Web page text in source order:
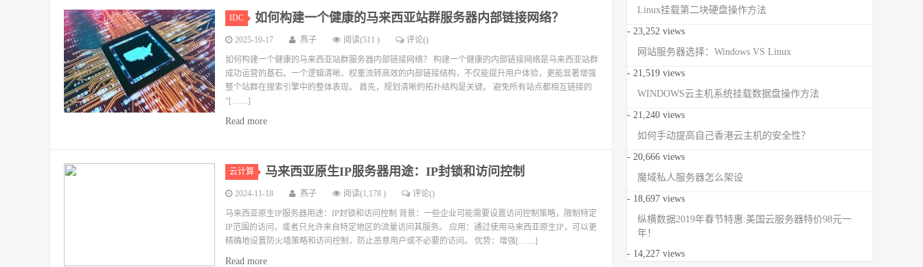
IDC 如何构建一个健康的马来西亚站群服务器内部链接网络？
2025-10-17 燕子 阅读(511 ) 评论()
如何构建一个健康的马来西亚站群服务器内部链接网络？ 构建一个健康的内部链接网络是马来西亚站群
成功运营的基石。一个逻辑清晰、权重流转高效的内部链接结构，不仅能提升用户体验，更能显著增强
整个站群在搜索引擎中的整体表现。 首先，规划清晰的拓扑结构是关键。 避免所有站点都相互链接的
“[……]
Read more
云计算 马来西亚原生IP服务器用途：IP封锁和访问控制
2024-11-18 燕子 阅读(1,178 ) 评论()
马来西亚原生IP服务器用途：IP封锁和访问控制 背景：一些企业可能需要设置访问控制策略，限制特定
IP范围的访问，或者只允许来自特定地区的流量访问其服务。 应用：通过使用马来西亚原生IP，可以更
精确地设置防火墙策略和访问控制，防止恶意用户或不必要的访问。 优势：增强[……]
Read more
Linux挂载第二块硬盘操作方法
- 23,252 views
网站服务器选择：Windows VS Linux
- 21,519 views
WINDOWS云主机系统挂载数据盘操作方法
- 21,240 views
如何手动提高自己香港云主机的安全性？
- 20,666 views
魔域私人服务器怎么架设
- 18,697 views
纵横数据2019年春节特惠:美国云服务器特价98元一
年！
- 14,227 views